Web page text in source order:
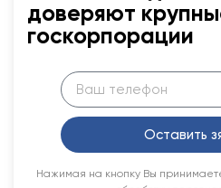
доверяют
госкорпорации
Оставить
Нажимая на кнопку Вы